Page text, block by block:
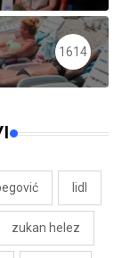
1614
lidl
zukan helez